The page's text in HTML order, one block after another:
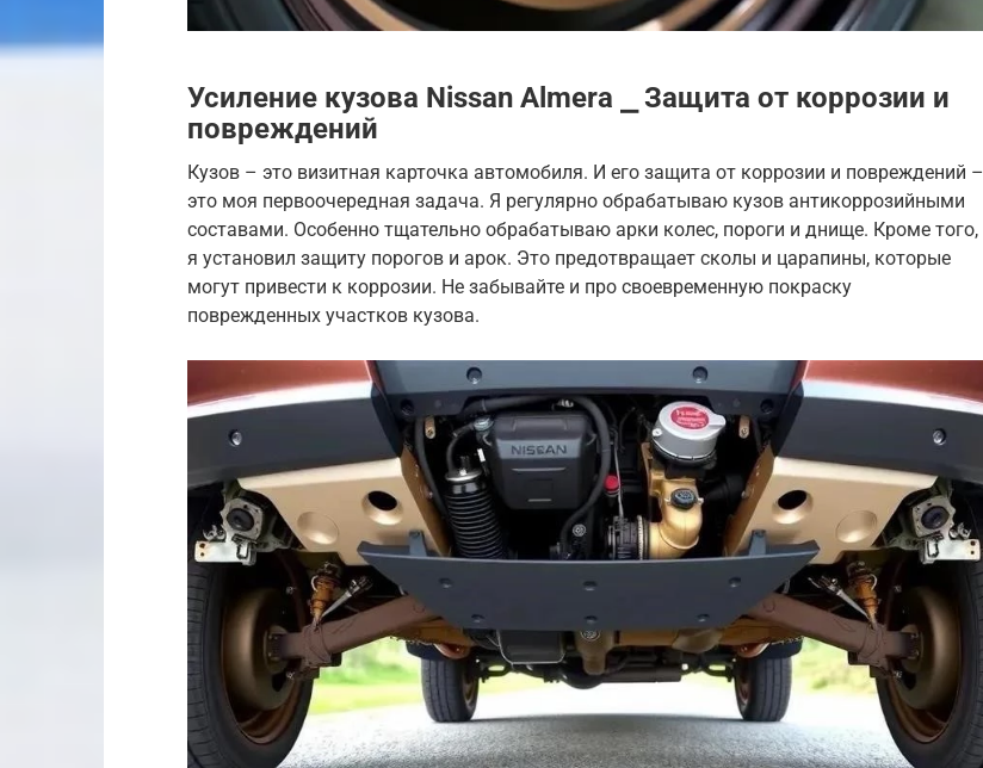
Усиление кузова Nissan Almera ⎯ Защита от коррозии и
повреждений
Кузов – это визитная карточка автомобиля. И его защита от коррозии и повреждений –
это моя первоочередная задача. Я регулярно обрабатываю кузов антикоррозийными
составами. Особенно тщательно обрабатываю арки колес, пороги и днище. Кроме того,
я установил защиту порогов и арок. Это предотвращает сколы и царапины, которые
могут привести к коррозии. Не забывайте и про своевременную покраску
поврежденных участков кузова.